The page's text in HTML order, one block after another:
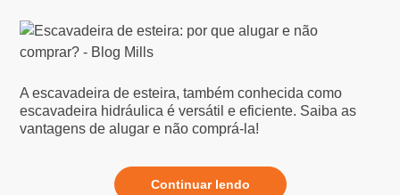
A escavadeira de esteira, também conhecida como
escavadeira hidráulica é versátil e eficiente. Saiba as
vantagens de alugar e não comprá-la!
Continuar lendo